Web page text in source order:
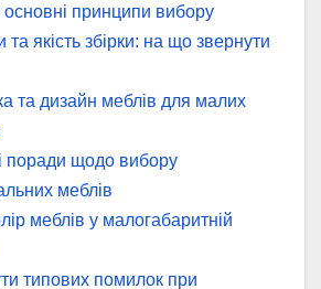
основні принципи вибору
та якість збірки: на що звернути
та дизайн меблів для малих
поради щодо вибору
меблів
меблів у малогабаритній
типових помилок при